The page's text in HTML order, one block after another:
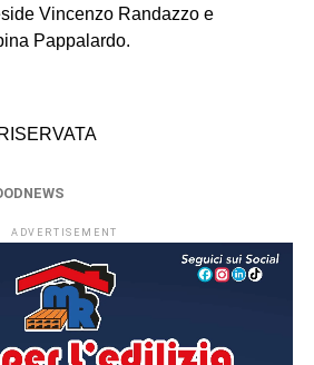
Vincenzo Randazzo e
Pappalardo.
ADVERTISEMENT